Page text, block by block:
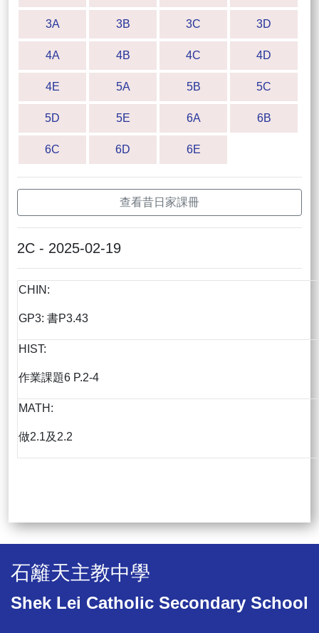
3A 3B 3C 3D
4A 4B 4C 4D
4E 5A 5B 5C
5D 5E 6A 6B
6C 6D 6E
查看昔日家課冊
2C - 2025-02-19
CHIN:
GP3: 書P3.43
HIST:
作業課題6 P.2-4
MATH:
做2.1及2.2
石籬天主教中學
Shek Lei Catholic Secondary School